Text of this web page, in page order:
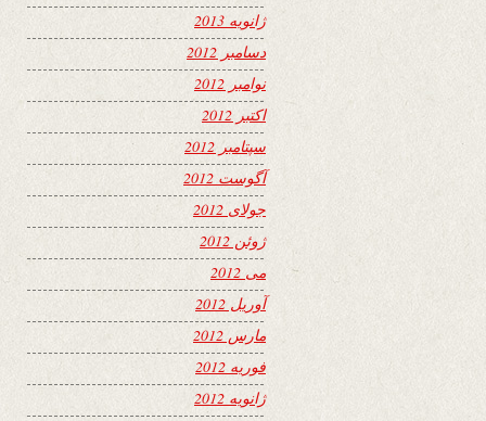
ژانویه 2013
دسامبر 2012
نوامبر 2012
اکتبر 2012
سپتامبر 2012
آگوست 2012
جولای 2012
ژوئن 2012
می 2012
آوریل 2012
مارس 2012
فوریه 2012
ژانویه 2012